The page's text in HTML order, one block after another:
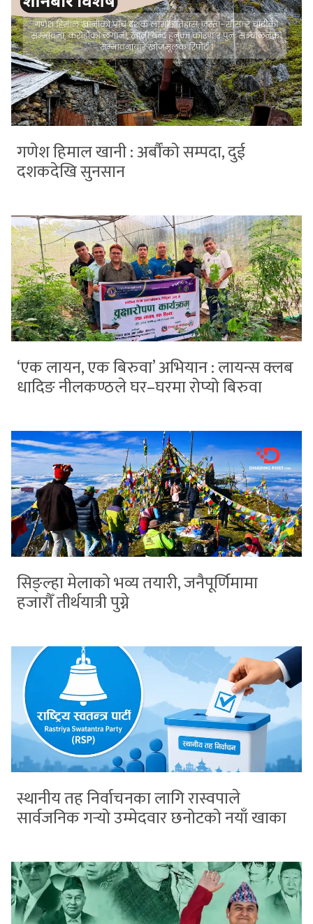
गणेश हिमाल खानी : अर्बौंको सम्पदा, दुई
दशकदेखि सुनसान
‘एक लायन, एक बिरुवा’ अभियान : लायन्स क्लब
धादिङ नीलकण्ठले घर–घरमा रोप्यो बिरुवा
सिङ्ल्हा मेलाको भव्य तयारी, जनैपूर्णिमामा
हजारौँ तीर्थयात्री पुग्ने
स्थानीय तह निर्वाचनका लागि रास्वपाले
सार्वजनिक गर्‍यो उम्मेदवार छनोटको नयाँ खाका